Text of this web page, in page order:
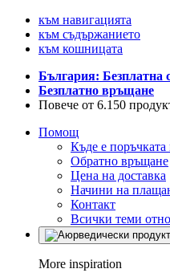
към навигацията
към съдържанието
към кошницата
България: Безплатна
Безплатно връщане
Повече от 6.150
Помощ
Къде е поръчката
Обратно връщане
Цена на доставка
Начини на
Контакт
Всички теми
More inspiration